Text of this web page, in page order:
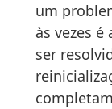
um
às vezes
ser